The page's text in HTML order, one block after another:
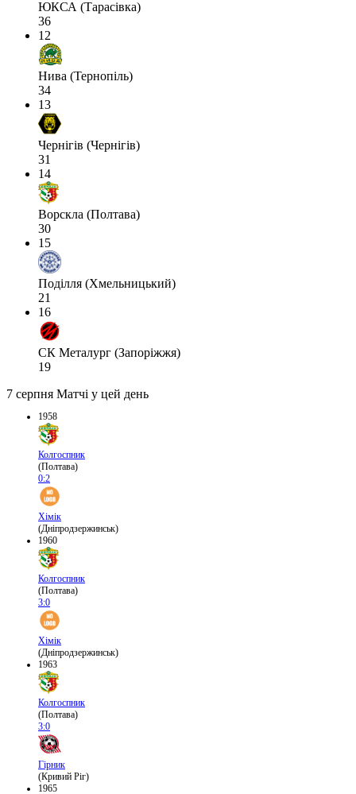
ЮКСА (Тарасівка)
36
12
Нива (Тернопіль)
34
13
Чернігів (Чернігів)
31
14
Ворскла (Полтава)
30
15
Поділля (Хмельницький)
21
16
СК Металург (Запоріжжя)
19
7 серпня Матчі у цей день
1958
Колгоспник
(Полтава)
0:2
Хімік
(Дніпродзержинськ)
1960
Колгоспник
(Полтава)
3:0
Хімік
(Дніпродзержинськ)
1963
Колгоспник
(Полтава)
3:0
Гірник
(Кривий Ріг)
1965